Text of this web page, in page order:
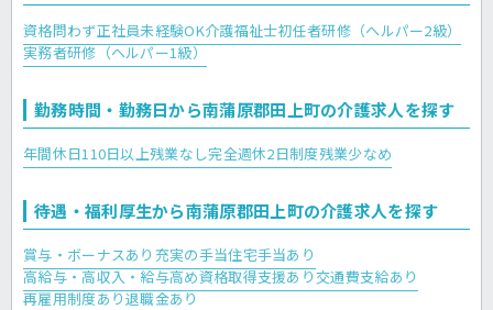
資格問わず正社員未経験OK介護福祉士初任者研修（ヘルパー2級）
実務者研修（ヘルパー1級）
勤務時間・勤務日から南蒲原郡田上町の介護求人を探す
年間休日110日以上残業なし完全週休2日制度残業少なめ
待遇・福利厚生から南蒲原郡田上町の介護求人を探す
賞与・ボーナスあり 充実の手当住宅手当あり
高給与・高収入・給与高め資格取得支援あり交通費支給あり
再雇用制度あり退職金あり